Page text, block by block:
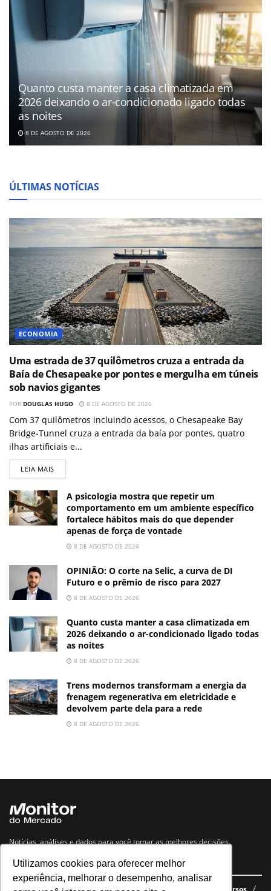
Utilizamos cookies para oferecer melhor
experiência, melhorar o desempenho, analisar
Quanto custa manter a casa climatizada em
2026 deixando o ar-condicionado ligado todas
as noites
8 DE AGOSTO DE 2026
ÚLTIMAS NOTÍCIAS
ECONOMIA
Uma estrada de 37 quilômetros cruza a entrada da
Baía de Chesapeake por pontes e mergulha em túneis
sob navios gigantes
POR DOUGLAS HUGO 8 DE AGOSTO DE 2026
Com 37 quilômetros incluindo acessos, o Chesapeake Bay
Bridge-Tunnel cruza a entrada da baía por pontes, quatro
ilhas artificiais e...
LEIA MAIS
A psicologia mostra que repetir um
comportamento em um ambiente específico
fortalece hábitos mais do que depender
apenas de força de vontade
8 DE AGOSTO DE 2026
OPINIÃO: O corte na Selic, a curva de DI
Futuro e o prêmio de risco para 2027
8 DE AGOSTO DE 2026
Quanto custa manter a casa climatizada em
2026 deixando o ar-condicionado ligado todas
as noites
8 DE AGOSTO DE 2026
Trens modernos transformam a energia da
frenagem regenerativa em eletricidade e
devolvem parte dela para a rede
8 DE AGOSTO DE 2026
Notícias, análises e dados para você tomar as melhores decisões.
Navegue no site